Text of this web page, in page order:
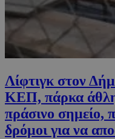
Λίφτιγκ στον
ΚΕΠ, πάρκα
πράσινο σημείο,
δρόμοι για να